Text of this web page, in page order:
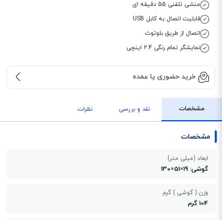
منشی تلفنی 55 دقیقه ای
قابلیت اتصال به کابل USB
اتصال از طریق بلوتوث
نمایشگر تمام رنگی 2.4 اینچی
خرید حضوری یا عمده
مشخصات نقد و بررسی نظرات
مشخصات
ابعاد (میلی متر)
گوشی: 19×51×130
وزن ( گوشی ) گرم
104 گرم